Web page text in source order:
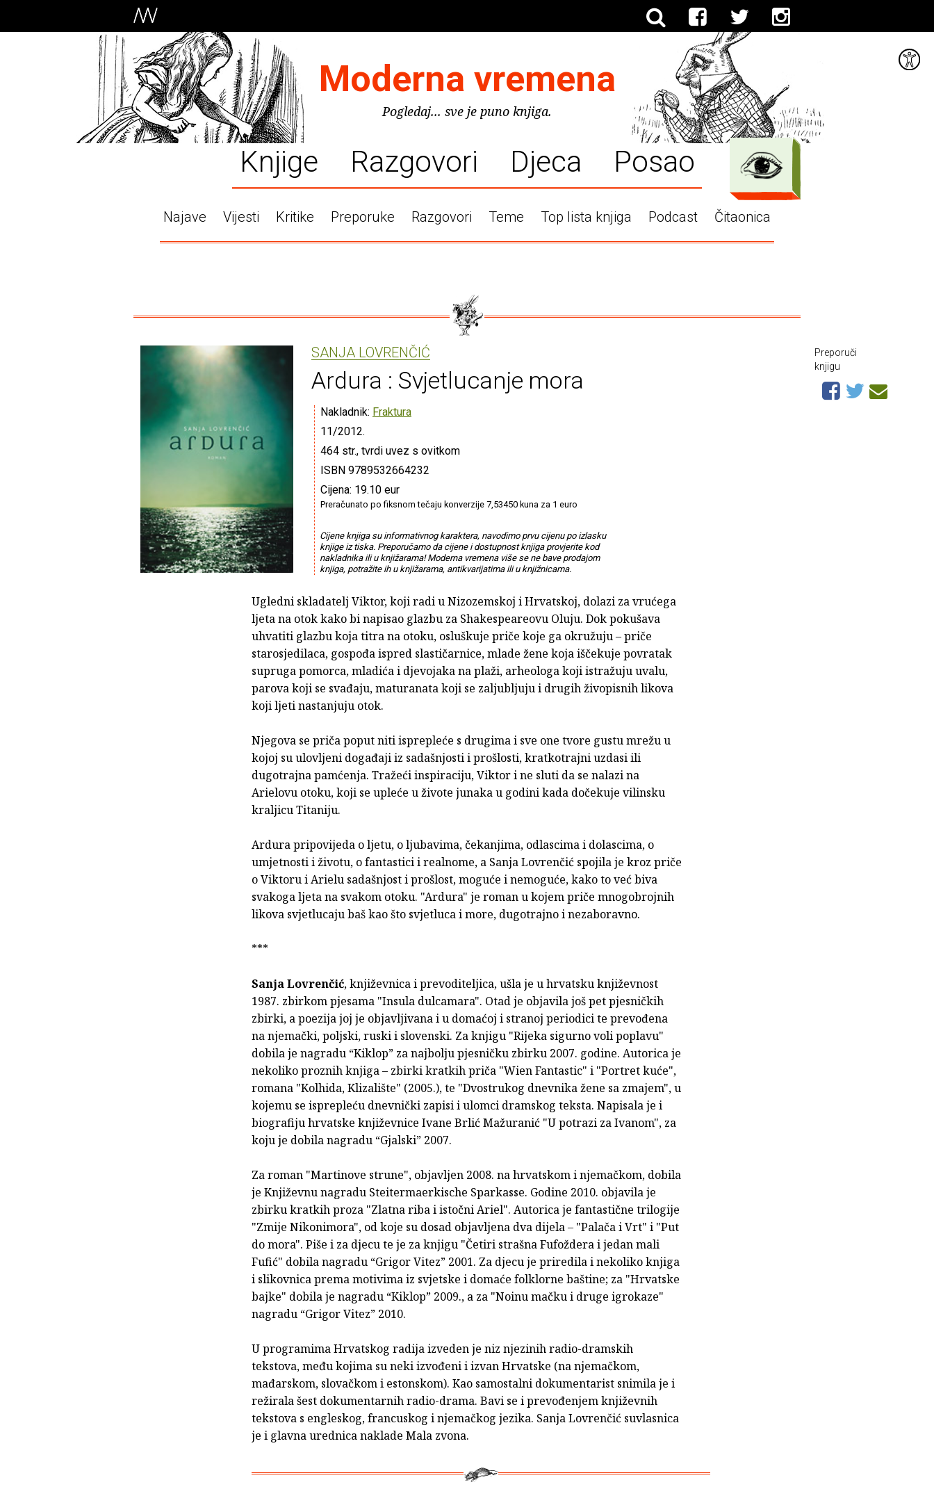
Moderna vremena
Pogledaj... sve je puno knjiga.
Knjige Razgovori Djeca Posao
Najave Vijesti Kritike Preporuke Razgovori Teme Top lista knjiga Podcast Čitaonica
SANJA LOVRENČIĆ
Ardura : Svjetlucanje mora
Nakladnik: Fraktura
11/2012.
464 str., tvrdi uvez s ovitkom
ISBN 9789532664232
Cijena: 19.10 eur
Preračunato po fiksnom tečaju konverzije 7,53450 kuna za 1 euro
Cijene knjiga su informativnog karaktera, navodimo prvu cijenu po izlasku
knjige iz tiska. Preporučamo da cijene i dostupnost knjiga provjerite kod
nakladnika ili u knjižarama! Moderna vremena više se ne bave prodajom
knjiga, potražite ih u knjižarama, antikvarijatima ili u knjižnicama.
Ugledni skladatelj Viktor, koji radi u Nizozemskoj i Hrvatskoj, dolazi za vrućega
ljeta na otok kako bi napisao glazbu za Shakespeareovu Oluju. Dok pokušava
uhvatiti glazbu koja titra na otoku, osluškuje priče koje ga okružuju – priče
starosjedilaca, gospođa ispred slastičarnice, mlade žene koja iščekuje povratak
supruga pomorca, mladića i djevojaka na plaži, arheologa koji istražuju uvalu,
parova koji se svađaju, maturanata koji se zaljubljuju i drugih živopisnih likova
koji ljeti nastanjuju otok.
Njegova se priča poput niti isprepleće s drugima i sve one tvore gustu mrežu u
kojoj su ulovljeni događaji iz sadašnjosti i prošlosti, kratkotrajni uzdasi ili
dugotrajna pamćenja. Tražeći inspiraciju, Viktor i ne sluti da se nalazi na
Arielovu otoku, koji se upleće u živote junaka u godini kada dočekuje vilinsku
kraljicu Titaniju.
Ardura pripovijeda o ljetu, o ljubavima, čekanjima, odlascima i dolascima, o
umjetnosti i životu, o fantastici i realnome, a Sanja Lovrenčić spojila je kroz priče
o Viktoru i Arielu sadašnjost i prošlost, moguće i nemoguće, kako to već biva
svakoga ljeta na svakom otoku. "Ardura" je roman u kojem priče mnogobrojnih
likova svjetlucaju baš kao što svjetluca i more, dugotrajno i nezaboravno.
***
Sanja Lovrenčić, književnica i prevoditeljica, ušla je u hrvatsku književnost
1987. zbirkom pjesama "Insula dulcamara". Otad je objavila još pet pjesničkih
zbirki, a poezija joj je objavljivana i u domaćoj i stranoj periodici te prevođena
na njemački, poljski, ruski i slovenski. Za knjigu "Rijeka sigurno voli poplavu"
dobila je nagradu “Kiklop” za najbolju pjesničku zbirku 2007. godine. Autorica je
nekoliko proznih knjiga – zbirki kratkih priča "Wien Fantastic" i "Portret kuće",
romana "Kolhida, Klizalište" (2005.), te "Dvostrukog dnevnika žene sa zmajem", u
kojemu se isprepleću dnevnički zapisi i ulomci dramskog teksta. Napisala je i
biografiju hrvatske književnice Ivane Brlić Mažuranić "U potrazi za Ivanom", za
koju je dobila nagradu “Gjalski” 2007.
Za roman "Martinove strune", objavljen 2008. na hrvatskom i njemačkom, dobila
je Književnu nagradu Steitermaerkische Sparkasse. Godine 2010. objavila je
zbirku kratkih proza "Zlatna riba i istočni Ariel". Autorica je fantastične trilogije
"Zmije Nikonimora", od koje su dosad objavljena dva dijela – "Palača i Vrt" i "Put
do mora". Piše i za djecu te je za knjigu "Četiri strašna Fufoždera i jedan mali
Fufić" dobila nagradu “Grigor Vitez” 2001. Za djecu je priredila i nekoliko knjiga
i slikovnica prema motivima iz svjetske i domaće folklorne baštine; za "Hrvatske
bajke" dobila je nagradu “Kiklop” 2009., a za "Noinu mačku i druge igrokaze"
nagradu “Grigor Vitez” 2010.
U programima Hrvatskog radija izveden je niz njezinih radio-dramskih
tekstova, među kojima su neki izvođeni i izvan Hrvatske (na njemačkom,
mađarskom, slovačkom i estonskom). Kao samostalni dokumentarist snimila je i
režirala šest dokumentarnih radio-drama. Bavi se i prevođenjem književnih
tekstova s engleskog, francuskog i njemačkog jezika. Sanja Lovrenčić suvlasnica
je i glavna urednica naklade Mala zvona.
Preporuči
knjigu